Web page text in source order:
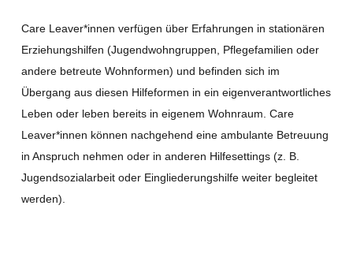
Care Leaver*innen verfügen über Erfahrungen in stationären
Erziehungshilfen (Jugendwohngruppen, Pflegefamilien oder
andere betreute Wohnformen) und befinden sich im
Übergang aus diesen Hilfeformen in ein eigenverantwortliches
Leben oder leben bereits in eigenem Wohnraum. Care
Leaver*innen können nachgehend eine ambulante Betreuung
in Anspruch nehmen oder in anderen Hilfesettings (z. B.
Jugendsozialarbeit oder Eingliederungshilfe weiter begleitet
werden).